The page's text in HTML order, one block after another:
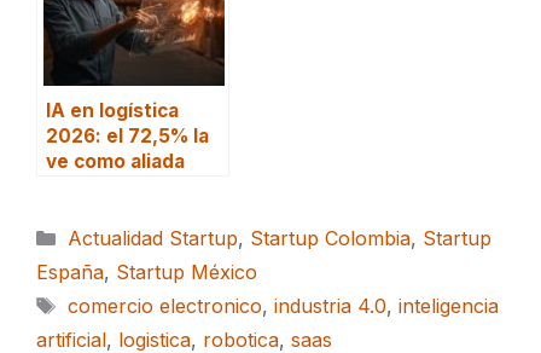
IA en logística
2026: el 72,5% la
ve como aliada
Categorías
Actualidad Startup, Startup Colombia, Startup
España, Startup México
Etiquetas
comercio electronico, industria 4.0, inteligencia
artificial, logistica, robotica, saas